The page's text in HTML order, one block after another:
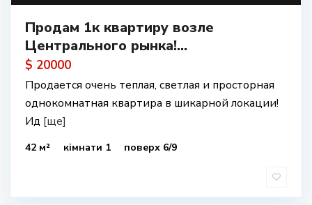
Продам 1к квартиру возле
Центрального рынка!...
$ 20000
Продается очень теплая, светлая и просторная
однокомнатная квартира в шикарной локации!
Ид [ще]
42 м² кімнати 1 поверх 6/9